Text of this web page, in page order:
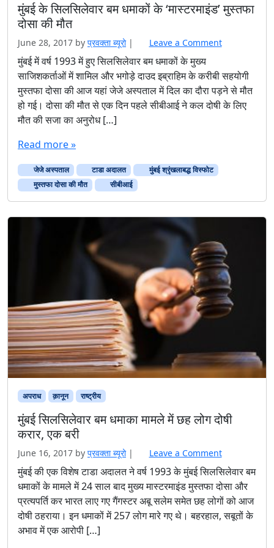
मुंबई के सिलसिलेवार बम धमाकों के ‘मास्टरमाइंड’ मुस्तफा
दोसा की मौत
June 28, 2017 by प्रवक्‍ता ब्यूरो | Leave a Comment
मुंबई में वर्ष 1993 में हुए सिलसिलेवार बम धमाकों के मुख्य
साजिशकर्ताओं में शामिल और भगोड़े दाउद इब्राहिम के करीबी सहयोगी
मुस्तफा दोसा की आज यहां जेजे अस्पताल में दिल का दौरा पड़ने से मौत
हो गई। दोसा की मौत से एक दिन पहले सीबीआई ने कल दोषी के लिए
मौत की सजा का अनुरोध […]
Read more »
जेजे अस्पताल टाडा अदालत
मुंबई श्रृंखलाबद्ध विस्फोट
मुस्तफा दोसा की मौत
सीबीआई
अपराध क़ानून राष्ट्रीय
मुंबई सिलसिलेवार बम धमाका मामले में छह लोग दोषी
करार, एक बरी
June 16, 2017 by प्रवक्‍ता ब्यूरो | Leave a Comment
मुंबई की एक विशेष टाडा अदालत ने वर्ष 1993 के मुंबई सिलसिलेवार बम
धमाकों के मामले में 24 साल बाद मुख्य मास्टरमाइंड मुस्तफा दोसा और
प्रत्यपर्ति कर भारत लाए गए गैंगस्टर अबू सलेम समेत छह लोगों को आज
दोषी ठहराया। इन धमाकों में 257 लोग मारे गए थे। बहरहाल, सबूतों के
अभाव में एक आरोपी […]